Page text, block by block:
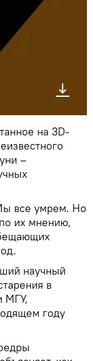
на 3D-
–
все умрем. Но
их мнению,
научный
в
МГУ,
году